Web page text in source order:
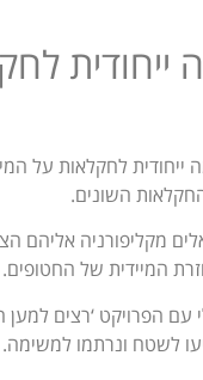
ייחודית
לחקלאות על
השונים.
המיידית של החטופים.
עם הפרויקט ‘רצים
לשטח ונרתמו